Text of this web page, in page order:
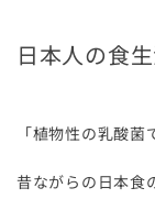
日本人の食
「植物性の乳酸菌
昔ながらの日本食